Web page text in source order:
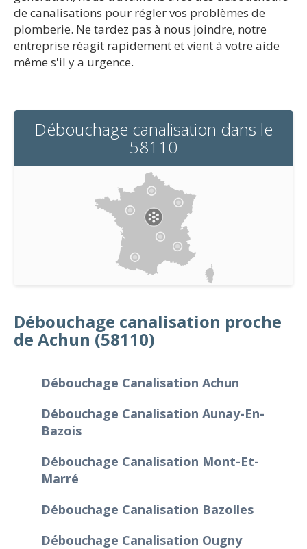
de canalisations pour régler vos problèmes de
plomberie. Ne tardez pas à nous joindre, notre
entreprise réagit rapidement et vient à votre aide
même s'il y a urgence.
Débouchage canalisation dans le
58110
Débouchage canalisation proche
de Achun (58110)
Débouchage Canalisation Achun
Débouchage Canalisation Aunay-En-
Bazois
Débouchage Canalisation Mont-Et-
Marré
Débouchage Canalisation Bazolles
Débouchage Canalisation Ougny